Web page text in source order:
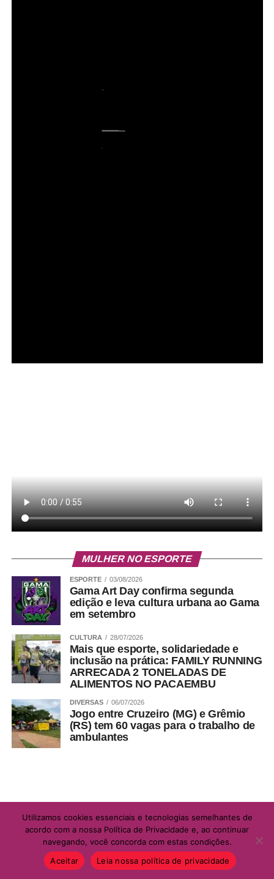
MULHER NO ESPORTE
ESPORTE 03/08/2026
Gama Art Day confirma segunda
edição e leva cultura urbana ao Gama
em setembro
CULTURA 28/07/2026
Mais que esporte, solidariedade e
inclusão na prática: FAMILY RUNNING
ARRECADA 2 TONELADAS DE
ALIMENTOS NO PACAEMBU
DIVERSAS 06/07/2026
Jogo entre Cruzeiro (MG) e Grêmio
(RS) tem 60 vagas para o trabalho de
ambulantes
Utilizamos cookies essenciais e tecnologias semelhantes de
acordo com a nossa Política de Privacidade e, ao continuar
navegando, você concorda com estas condições.
Aceitar
Leia nossa política de privacidade